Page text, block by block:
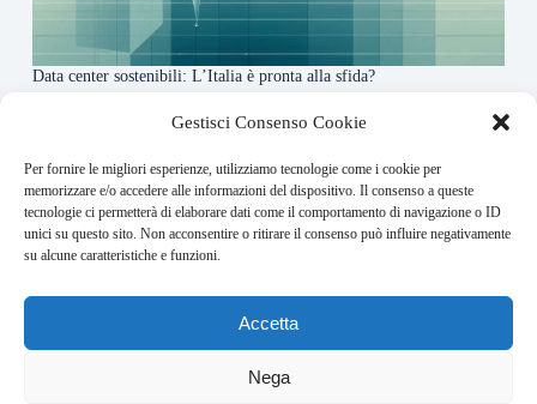
Gestisci Consenso Cookie
Per fornire le migliori esperienze, utilizziamo tecnologie come i cookie per
memorizzare e/o accedere alle informazioni del dispositivo. Il consenso a queste
tecnologie ci permetterà di elaborare dati come il comportamento di navigazione o ID
unici su questo sito. Non acconsentire o ritirare il consenso può influire negativamente
su alcune caratteristiche e funzioni.
Accetta
Nega
Data center sostenibili: L’Italia è pronta alla sfida?
About this website
Finance-Bullet.it ogni giorno trova per te le notizie più
rilevanti in ambito finanziario.
Address:
VIA USODIMARE 3 - 37138 - VERONA (VR)
redazione@bullet-network.com